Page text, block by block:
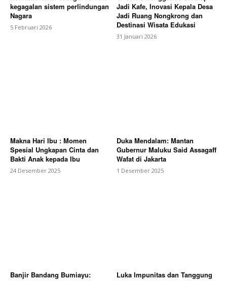
kegagalan sistem perlindungan
Nagara
5 Februari 2026
Jadi Kafe, Inovasi Kepala Desa
Jadi Ruang Nongkrong dan
Destinasi Wisata Edukasi
31 Januari 2026
Makna Hari Ibu : Momen
Spesial Ungkapan Cinta dan
Bakti Anak kepada Ibu
24 Desember 2025
Duka Mendalam: Mantan
Gubernur Maluku Said Assagaff
Wafat di Jakarta
1 Desember 2025
Banjir Bandang Bumiayu:
Luka Impunitas dan Tanggung